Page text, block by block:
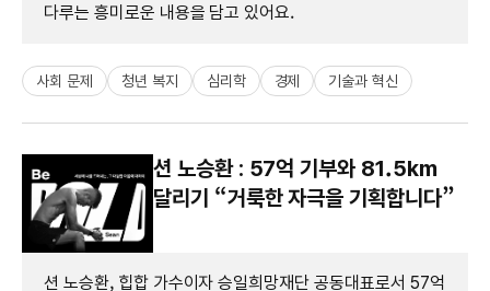
다루는 흥미로운 내용을 담고 있어요.
사회 문제 청년 복지 심리학 경제 기술과 혁신
션 노승환 : 57억 기부와 81.5km
달리기 “거룩한 자극을 기획합니다”
션 노승환, 힙합 가수이자 승일희망재단 공동대표로서 57억